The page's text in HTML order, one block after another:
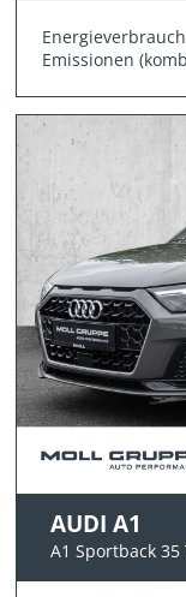
Emissionen
AUDI A1
A1 Sportback 35